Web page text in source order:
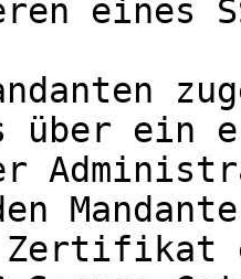
eines
über ein